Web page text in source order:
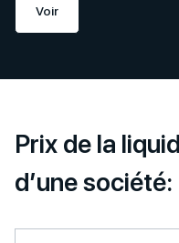
Voir
Prix de la
d’une société: